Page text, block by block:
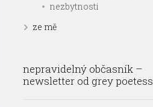
nezbytnosti
ze mě
nepravidelný občasník –
newsletter od grey poetess